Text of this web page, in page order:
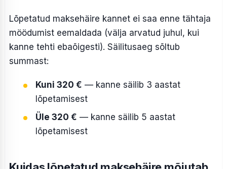
Lõpetatud maksehäire kannet ei saa enne tähtaja
möödumist eemaldada (välja arvatud juhul, kui
kanne tehti ebaõigesti). Säilitusaeg sõltub
summast:
Kuni 320 € — kanne säilib 3 aastat
lõpetamisest
Üle 320 € — kanne säilib 5 aastat
lõpetamisest